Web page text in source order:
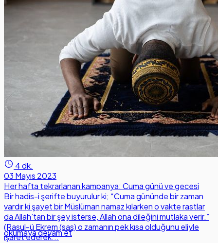
4 dk.
03 Mayıs 2023
Her hafta tekrarlanan kampanya: Cuma günü ve gecesi
Bir hadis-i şerifte buyurulur ki; “Cuma gününde bir zaman
vardır ki şayet bir Müslüman namaz kılarken o vakte rastlar
da Allah’tan bir şey isterse, Allah ona dileğini mutlaka verir.”
(Rasul-ü Ekrem (sas) o zamanın pek kısa olduğunu eliyle
işaret ederek...
okumaya devam et